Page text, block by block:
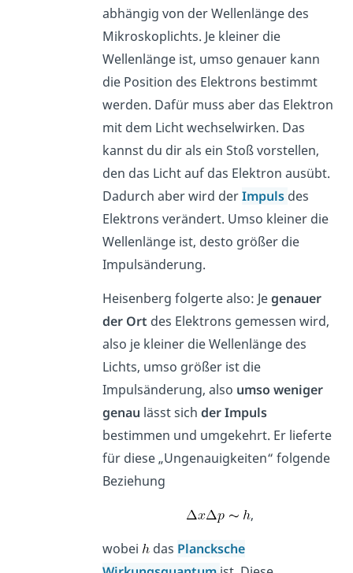
abhängig von der Wellenlänge des
Mikroskoplichts. Je kleiner die
Wellenlänge ist, umso genauer kann
die Position des Elektrons bestimmt
werden. Dafür muss aber das Elektron
mit dem Licht wechselwirken. Das
kannst du dir als ein Stoß vorstellen,
den das Licht auf das Elektron ausübt.
Dadurch aber wird derImpuls des
Elektrons verändert. Umso kleiner die
Wellenlänge ist, desto größer die
Impulsänderung.
Heisenberg folgerte also: Jegenauer
der Ort des Elektrons gemessen wird,
also je kleiner die Wellenlänge des
Lichts, umso größer ist die
Impulsänderung, also umso weniger
genau lässt sichder Impuls
bestimmen und umgekehrt. Er lieferte
für diese „Ungenauigkeiten“ folgende
Beziehung
,
wobei
das Plancksche